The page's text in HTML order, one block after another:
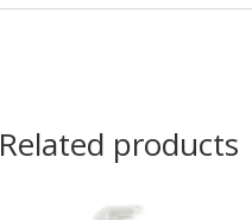
Related products